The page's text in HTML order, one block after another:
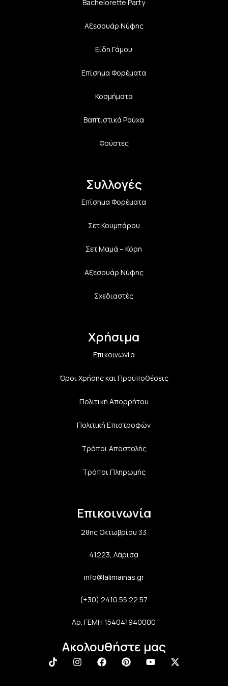
Bachelorette Party
Αξεσουάρ Νύφης
Είδη Γάμου
Επίσημα Φορέματα
Κοσμήματα
Βαπτιστικά Ρούχα
Φούστες
Συλλογές
Επίσημα Φορέματα
Σετ Κουμπάρου
Σετ Μαμά – Κόρη
Αξεσουάρ Νύφης
Σχεδιαστές
Χρήσιμα
Επικοινωνία
Όροι Χρήσης και Προϋποθέσεις
Πολιτική Aπορρήτου
Πολιτική Επιστροφών
Τρόποι Αποστολής
Τρόποι Πληρωμής
Επικοινωνία
28ης Οκτωβρίου 33
41223, Λάρισα
info@lalimainas.gr
(+30) 2410 55 22 57
Αρ. ΓΕΜΗ 154041940000
Ακολουθήστε μας